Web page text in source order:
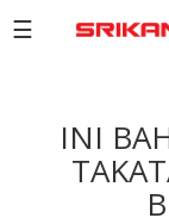
☰
BROCHURE
COMPANY
INI